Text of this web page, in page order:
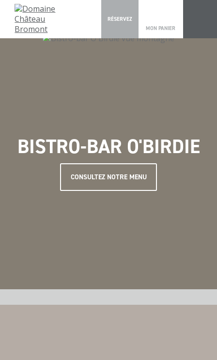
RÉSERVEZ
MON PANIER
BISTRO-BAR O'BIRDIE
CONSULTEZ NOTRE MENU